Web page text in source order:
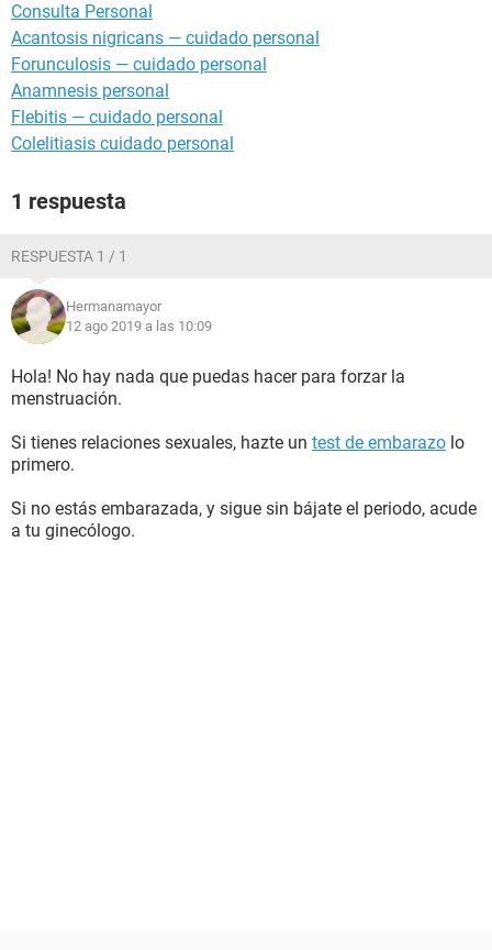
Consulta Personal
Acantosis nigricans — cuidado personal
Forunculosis — cuidado personal
Anamnesis personal
Flebitis — cuidado personal
Colelitiasis cuidado personal
1 respuesta
RESPUESTA 1 / 1
Hermanamayor
12 ago 2019 a las 10:09
Hola! No hay nada que puedas hacer para forzar la
menstruación.
Si tienes relaciones sexuales, hazte un test de embarazo lo
primero.
Si no estás embarazada, y sigue sin bájate el periodo, acude
a tu ginecólogo.